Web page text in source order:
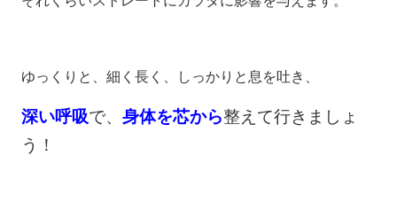
ゆっくりと、細く長く、しっかりと息を吐き、
深い呼吸で、 身体を芯から整えて行きましょ
う！